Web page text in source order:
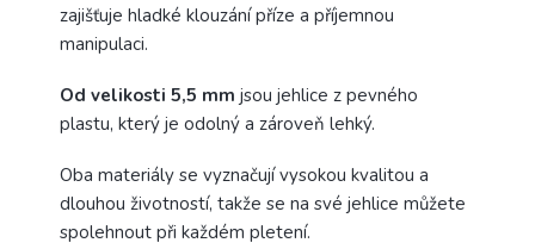
zajišťuje hladké klouzání příze a příjemnou
manipulaci.
Od velikosti 5,5 mm jsou jehlice z pevného
plastu, který je odolný a zároveň lehký.
Oba materiály se vyznačují vysokou kvalitou a
dlouhou životností, takže se na své jehlice můžete
spolehnout při každém pletení.